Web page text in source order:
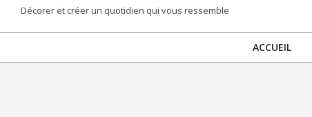
COCON
|
DÉCORATION
Décorer et créer un quotidien qui vous ressemble
ACCUEIL